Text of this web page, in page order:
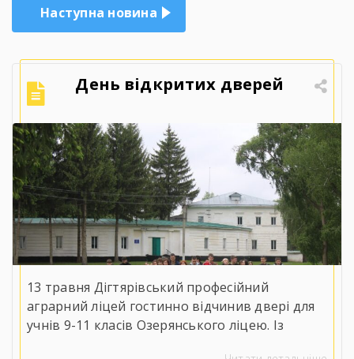
Наступна новина
День відкритих дверей
13 травня Дігтярівський професійний
аграрний ліцей гостинно відчинив двері для
учнів 9-11 класів Озерянського ліцею. Із